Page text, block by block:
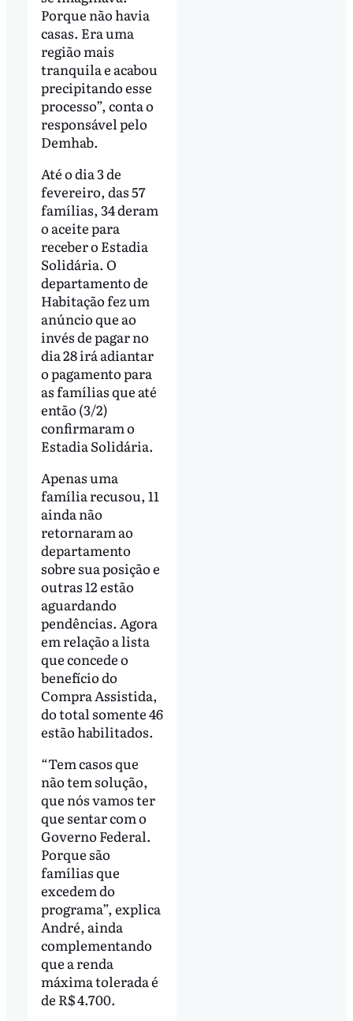
Porque não havia
casas. Era uma
região mais
tranquila e acabou
precipitando esse
processo”, conta o
responsável pelo
Demhab.
Até o dia 3 de
fevereiro, das 57
famílias, 34 deram
o aceite para
receber o Estadia
Solidária. O
departamento de
Habitação fez um
anúncio que ao
invés de pagar no
dia 28 irá adiantar
o pagamento para
as famílias que até
então (3/2)
confirmaram o
Estadia Solidária.
Apenas uma
família recusou, 11
ainda não
retornaram ao
departamento
sobre sua posição e
outras 12 estão
aguardando
pendências. Agora
em relação a lista
que concede o
benefício do
Compra Assistida,
do total somente 46
estão habilitados.
“Tem casos que
não tem solução,
que nós vamos ter
que sentar com o
Governo Federal.
Porque são
famílias que
excedem do
programa”, explica
André, ainda
complementando
que a renda
máxima tolerada é
de R$ 4.700.